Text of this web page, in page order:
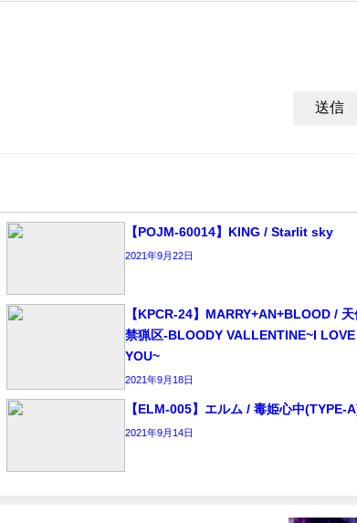
【POJM-60014】KING / Starlit sky
2021年9月22日
【KPCR-24】MARRY+AN+BLOOD / 天
禁猟区-BLOODY VALLENTINE~I LOVE
YOU~
2021年9月18日
【ELM-005】エルム / 毒姫心中(TYPE-
2021年9月14日